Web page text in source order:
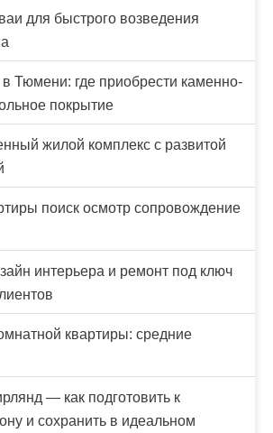
для быстрого возведения
в Тюмени: где приобрести каменно-
покрытие
жилой комплекс с развитой
поиск осмотр сопровождение
интерьера и ремонт под ключ
квартиры: средние
— как подготовить к
и сохранить в идеальном